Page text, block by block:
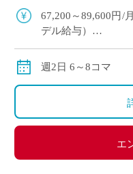
師で勤務いただけ
67,200～89,600円/
デル給与）
※月の途中からご
週2日 6～8コマ
エ